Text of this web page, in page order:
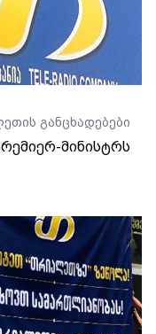
განცხადებები
მინისტრს